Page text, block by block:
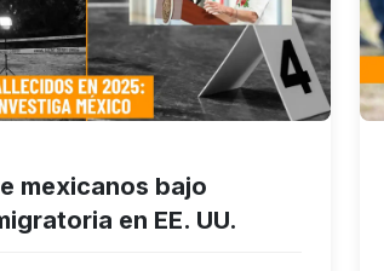
mexicanos bajo
en EE. UU.